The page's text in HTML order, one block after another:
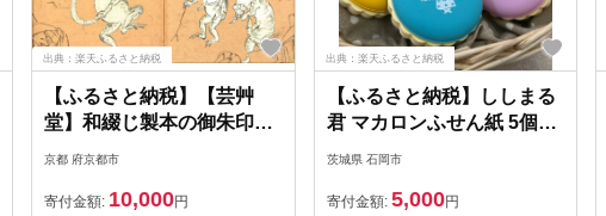
出典：楽天ふるさと納税
【ふるさと納税】【芸艸
堂】和綴じ製本の御朱印帳
（鳥獣戯画・猫）＆てぬぐ
お土産 和綴じ 御朱印 手ぬ
京都 府京都市
寄付金額: 10,000円
出典：楽天ふるさと納税
【ふるさと納税】ししまる
君 マカロンふせん紙 5個セ
ット 石岡市観光協会 マス
文房具 ふせん紙 セット 仕
茨城県 石岡市
寄付金額: 5,000円